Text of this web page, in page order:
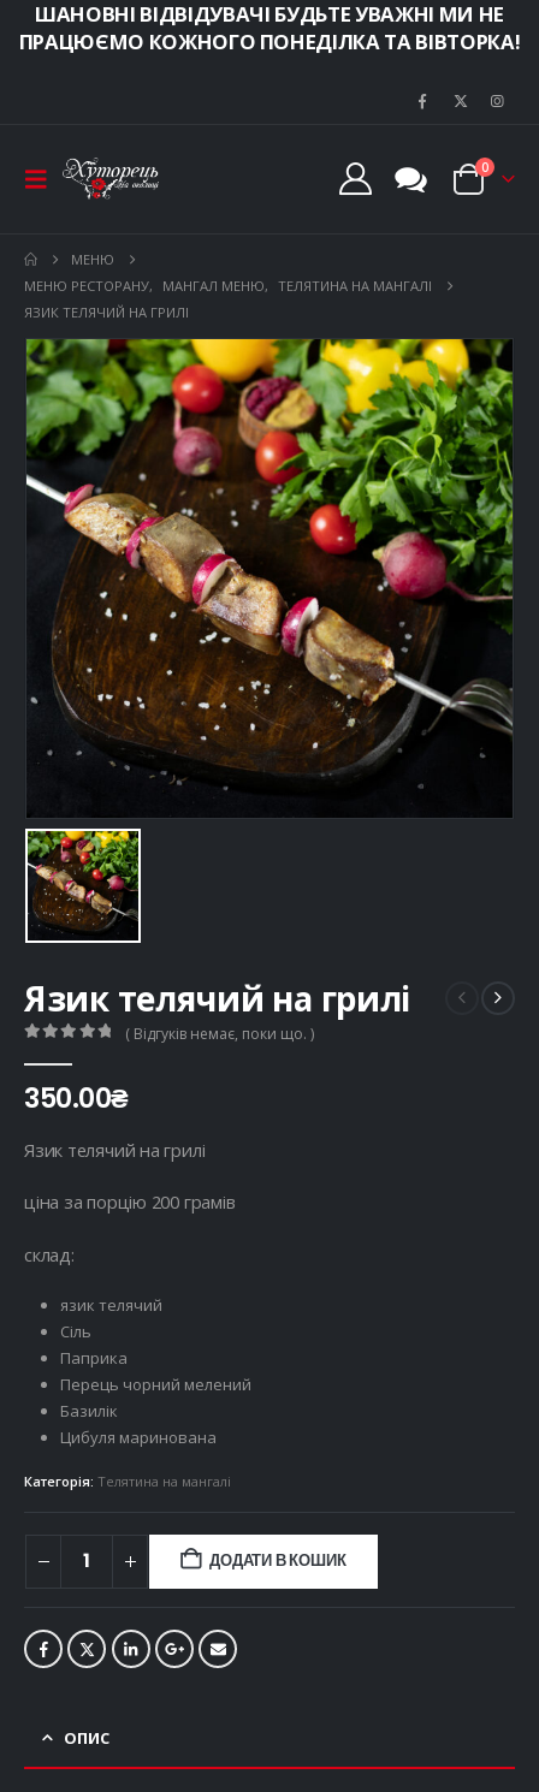
ШАНОВНІ ВІДВІДУВАЧІ БУДЬТЕ УВАЖНІ МИ НЕ
ПРАЦЮЄМО КОЖНОГО ПОНЕДІЛКА ТА ВІВТОРКА!
0
МЕНЮ
МЕНЮ РЕСТОРАНУ, МАНГАЛ МЕНЮ, ТЕЛЯТИНА НА МАНГАЛІ
ЯЗИК ТЕЛЯЧИЙ НА ГРИЛІ
Язик телячий на грилі
( Відгуків немає, поки що. )
350.00₴
Язик телячий на грилі
ціна за порцію 200 грамів
склад:
язик телячий
Сіль
Паприка
Перець чорний мелений
Базилік
Цибуля маринована
Категорія: Телятина на мангалі
ДОДАТИ В КОШИК
ОПИС